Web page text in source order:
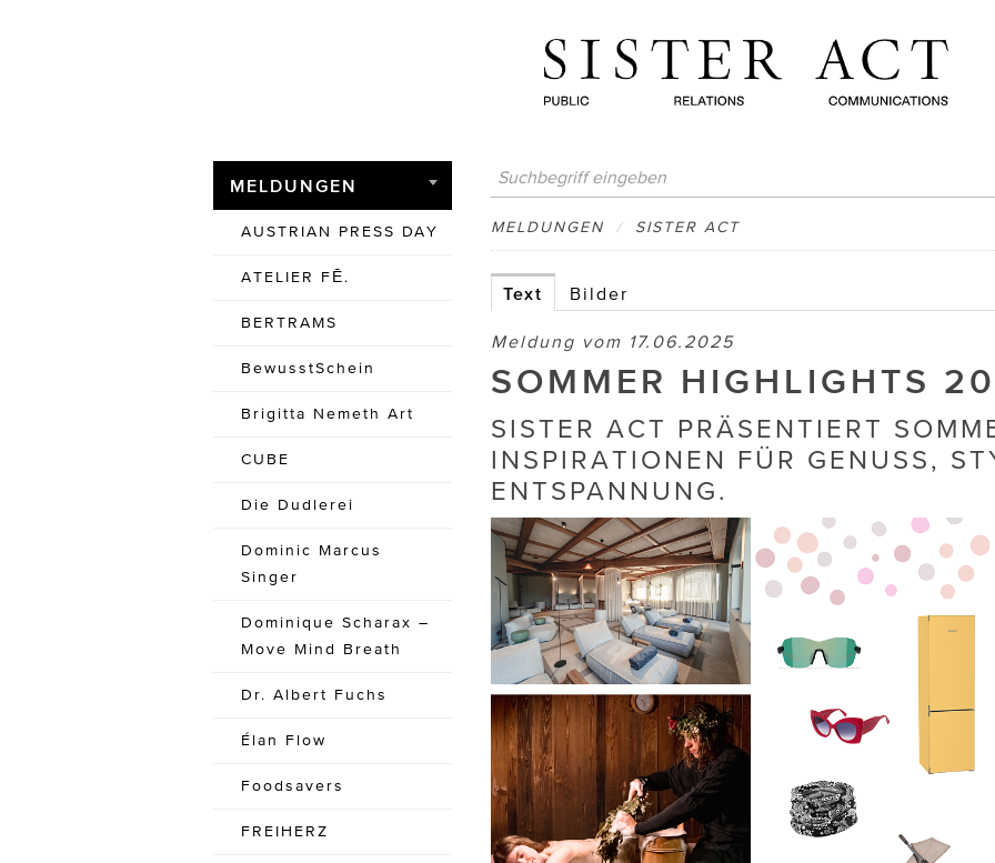
MELDUNGEN
AUSTRIAN PRESS DAY
ATELIER FĒ.
BERTRAMS
BewusstSchein
Brigitta Nemeth Art
CUBE
Die Dudlerei
Dominic Marcus
Singer
Dominique Scharax –
Move Mind Breath
Dr. Albert Fuchs
Élan Flow
Foodsavers
FREIHERZ
MELDUNGEN / SISTER ACT
Text Bilder
Meldung vom 17.06.2025
SOMMER HIGHLIGHTS
SISTER ACT PRÄSENTIERT
INSPIRATIONEN FÜR GENUSS,
ENTSPANNUNG.